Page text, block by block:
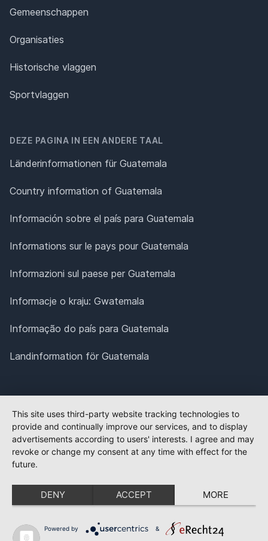
Gemeenschappen
Organisaties
Historische vlaggen
Sportvlaggen
DEZE PAGINA IN EEN ANDERE TAAL
Länderinformationen für Guatemala
Country information of Guatemala
Información sobre el país para Guatemala
Informations sur le pays pour Guatemala
Informazioni sul paese per Guatemala
Informacje o kraju: Gwatemala
Informação do país para Guatemala
Landinformation för Guatemala
This site uses third-party website tracking technologies to
provide and continually improve our services, and to display
advertisements according to users' interests. I agree and may
revoke or change my consent at any time with effect for the
future.
DENY ACCEPT MORE
Powered by &